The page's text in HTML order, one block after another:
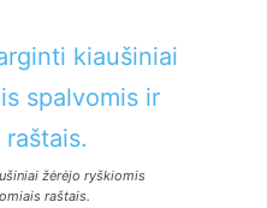
žėrėjo ryškiomis
raštais.